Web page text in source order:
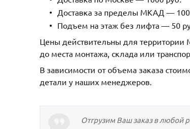
Доставка за пределы МКАД —
Подъем на этаж без лифта — 50
Цены действительны для территории
до места монтажа, склада или
В зависимости от объема заказа
детали у наших менеджеров.
Отгрузим Ваш заказ в любой